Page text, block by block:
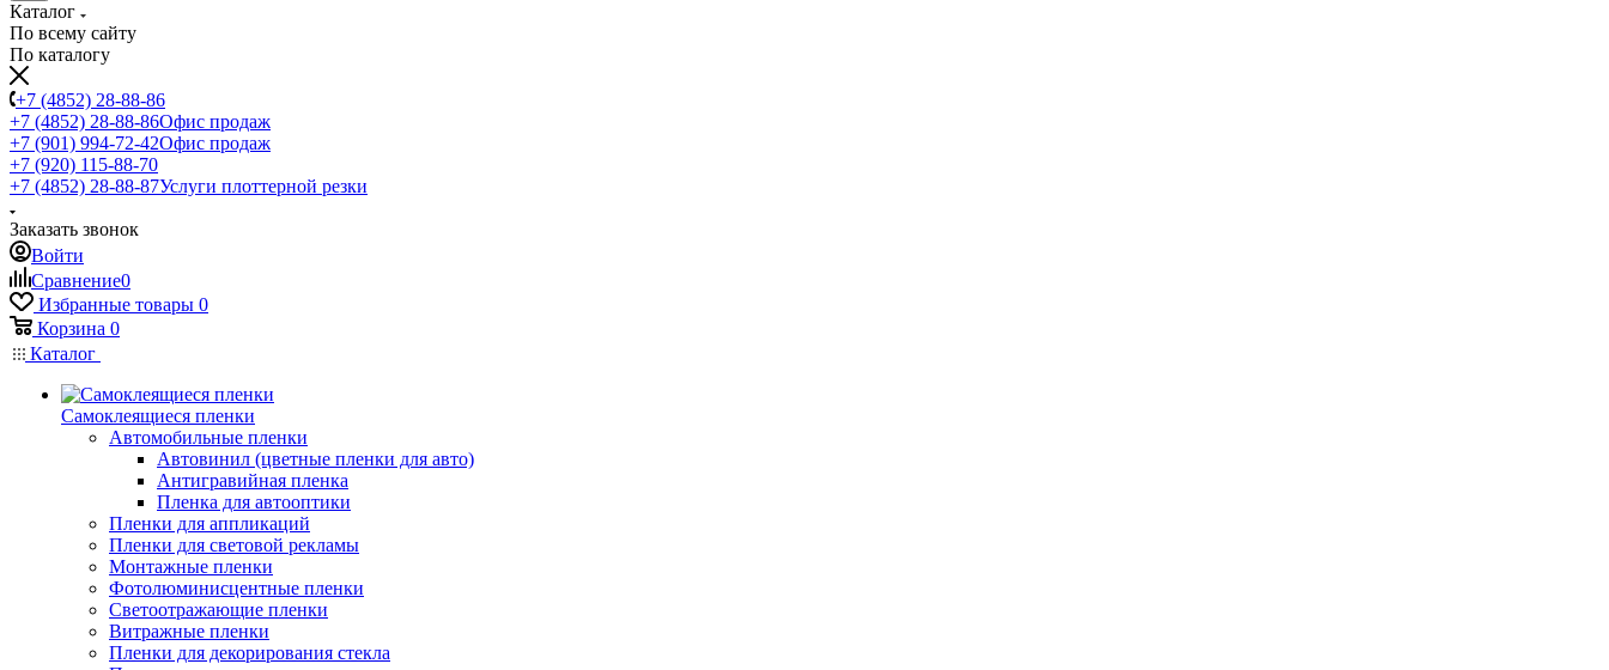
Каталог
По всему сайту
По каталогу
+7 (4852) 28-88-86
+7 (4852) 28-88-86Офис продаж
+7 (901) 994-72-42Офис продаж
+7 (920) 115-88-70
+7 (4852) 28-88-87Услуги плоттерной резки
Заказать звонок
Войти
Сравнение0
Избранные товары 0
Корзина 0
Каталог
Самоклеящиеся пленки
Автомобильные пленки
Автовинил (цветные пленки для авто)
Антигравийная пленка
Пленка для автооптики
Пленки для аппликаций
Пленки для световой рекламы
Монтажные пленки
Фотолюминисцентные пленки
Светоотражающие пленки
Витражные пленки
Пленки для декорирования стекла